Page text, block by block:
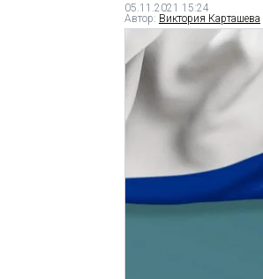
05.11.2021 15:24
Автор: Виктория Карташева